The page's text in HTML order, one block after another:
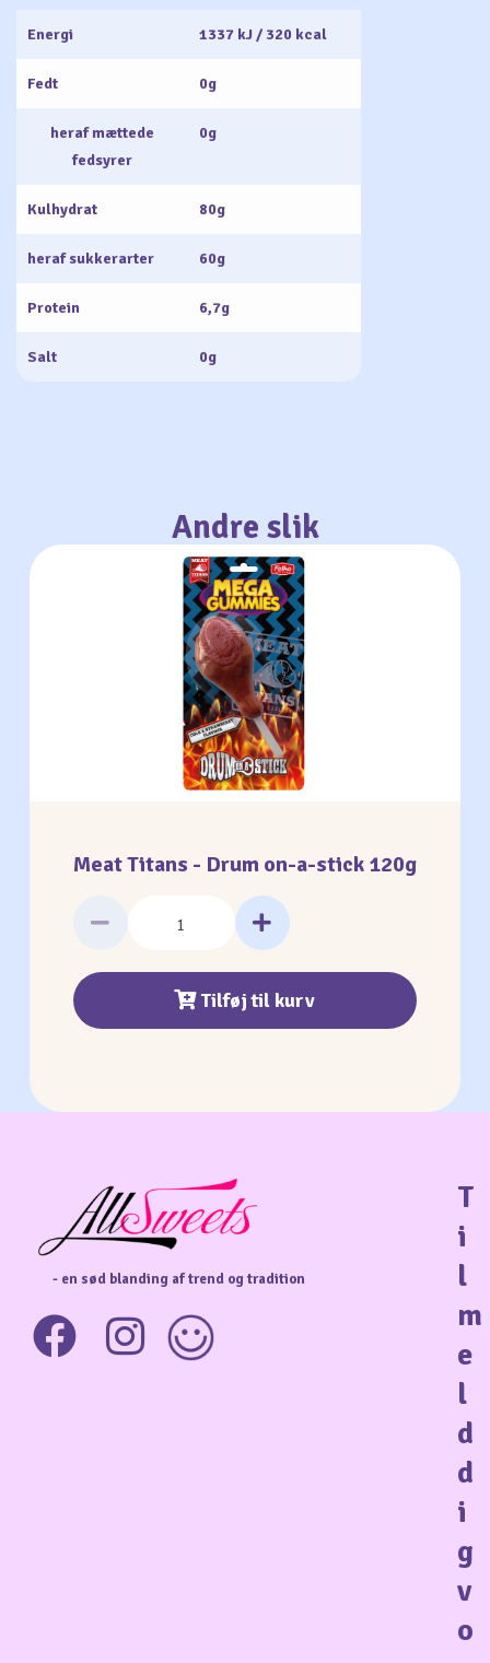
Energi 1337 kJ / 320 kcal
Fedt 0g
heraf mættede
fedsyrer
0g
Kulhydrat 80g
heraf sukkerarter 60g
Protein 6,7g
Salt 0g
Andre slik
Meat Titans - Drum on-a-stick 120g
Tilføj til kurv
- en sød blanding af trend og tradition
T
i
l
m
e
l
d
d
i
g
v
o